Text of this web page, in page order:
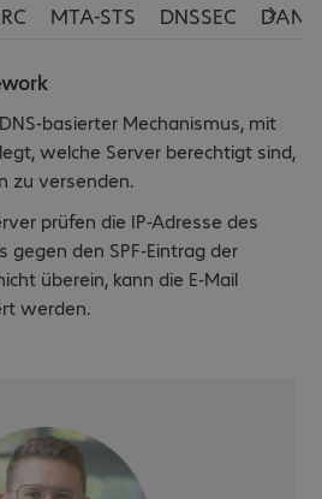
MTA-STS DNSSEC DANE
basierter Mechanismus, mit
welche Server berechtigt sind,
zu versenden.
prüfen die IP-Adresse des
gegen den SPF-Eintrag der
überein, kann die E-Mail
werden.